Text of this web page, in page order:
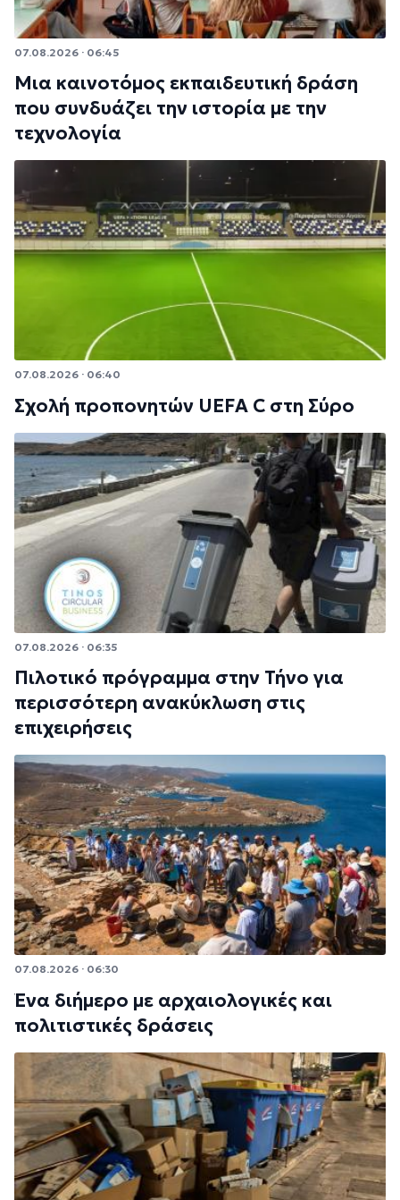
07.08.2026 · 06:45
Μια καινοτόμος εκπαιδευτική δράση
που συνδυάζει την ιστορία με την
τεχνολογία
07.08.2026 · 06:40
Σχολή προπονητών UEFA C στη Σύρο
07.08.2026 · 06:35
Πιλοτικό πρόγραμμα στην Τήνο για
περισσότερη ανακύκλωση στις
επιχειρήσεις
07.08.2026 · 06:30
Ένα διήμερο με αρχαιολογικές και
πολιτιστικές δράσεις